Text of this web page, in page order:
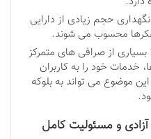
حجم زیادی از دارایی
محسوب می شوند.
بسیاری از صرافی های متمرکز
خدمات خود را به کاربران
این موضوع می تواند به بلوکه